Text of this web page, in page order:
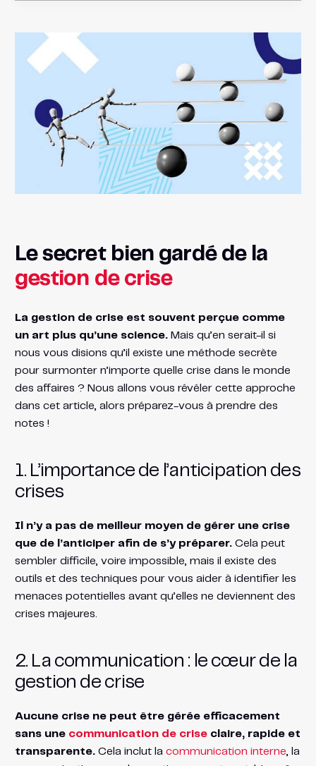
Le secret bien gardé de la
gestion de crise
La gestion de crise est souvent perçue comme
un art plus qu’une science.Mais qu’en serait-il si
nous vous disions qu’il existe une méthode secrète
pour surmonter n’importe quelle crise dans le monde
des affaires ? Nous allons vous révéler cette approche
dans cet article, alors préparez-vous à prendre des
notes !
1. L’importance de l’anticipation des
crises
Il n’y a pas de meilleur moyen de gérer une crise
que de l’anticiper afin de s’y préparer.Cela peut
sembler difficile, voire impossible, mais il existe des
outils et des techniques pour vous aider à identifier les
menaces potentielles avant qu’elles ne deviennent des
crises majeures.
2. La communication : le cœur de la
gestion de crise
Aucune crise ne peut être gérée efficacement
sans une communication de criseclaire, rapide et
transparente.Cela inclut la communication interne , la